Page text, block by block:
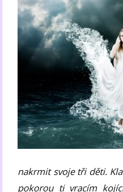
nakrmit svoje tři děti.
pokorou ti vracím